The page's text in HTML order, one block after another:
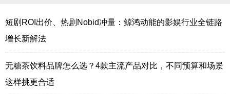
短剧ROI出价、热剧Nobid冲量：鲸鸿动能的影娱行业全链路
增长新解法
无糖茶饮料品牌怎么选？4款主流产品对比，不同预算和场景
这样挑更合适